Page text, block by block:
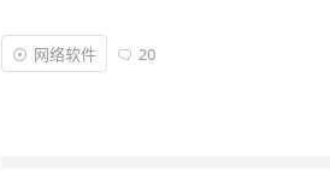
但如果只是很偶尔才下载
PanDownload
网络软件 20